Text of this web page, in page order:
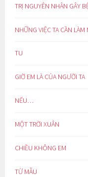
TRỊ NGUYÊN NHÂN GÂY
NHỮNG VIỆC TA CẦN LÀM
TU
GIỜ EM LÀ CỦA NGƯỜI TA
NẾU…
MỘT TRỜI XUÂN
CHIỀU KHÔNG EM
TỪ MẪU